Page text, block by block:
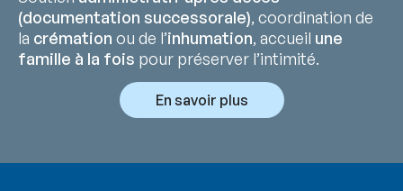
(documentation successorale), coordination de
la crémation ou de l’inhumation, accueil une
famille à la fois pour préserver l’intimité.
En savoir plus